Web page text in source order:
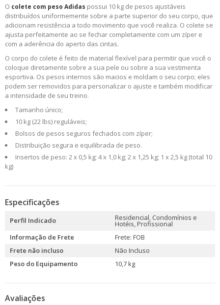
O colete com peso Adidas possui 10 kg de pesos ajustáveis
distribuídos uniformemente sobre a parte superior do seu corpo, que
adicionam resistência a todo movimento que você realiza. O colete se
ajusta perfeitamente ao se fechar completamente com um zíper e
com a aderência do aperto das cintas.
O corpo do colete é feito de material flexível para permitir que você o
coloque diretamente sobre a sua pele ou sobre a sua vestimenta
esportiva. Os pesos internos são macios e moldam o seu corpo; eles
podem ser removidos para personalizar o ajuste e também modificar
a intensidade de seu treino.
Tamanho único;
10 kg (22 lbs) reguláveis;
Bolsos de pesos seguros fechados com zíper;
Distribuição segura e equilibrada de peso.
Insertos de peso: 2 x 0,5 kg; 4 x 1,0 kg; 2 x 1,25 kg; 1 x 2,5 kg (total 10
kg)
Especificações
Perfil Indicado Residencial, Condomínios e
Hotéis, Profissional
Informação de Frete
Frete: FOB
Frete não incluso
Não Incluso
Peso do Equipamento
10,7 kg
Avaliações